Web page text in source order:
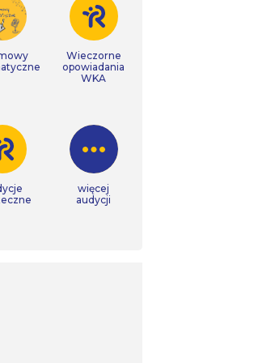
Wieczorne
opowiadania
WKA
więcej
audycji